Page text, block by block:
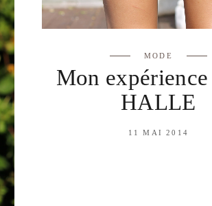
MODE
Mon
HALLE
11 MAI 2014